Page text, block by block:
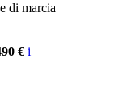
di marcia
€ i